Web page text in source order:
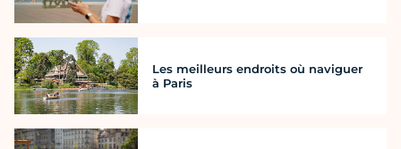
Les meilleurs endroits où naviguer
à Paris